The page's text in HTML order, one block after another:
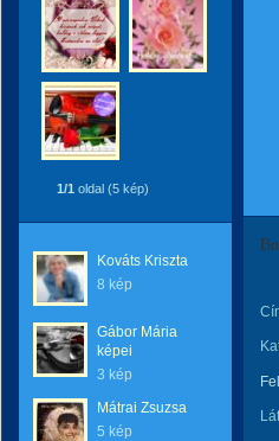
1/1 oldal (5 kép)
Kováts Kriszta
8 kép
Gábor Mária
képei
3 kép
Mátrai Zsuzsa
5 kép